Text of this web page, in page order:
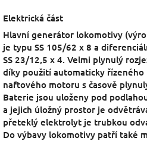
Elektrická část
Hlavní generátor lokomotivy
je typu SS 105/62 x 8 a
SS 23/12,5 x 4. Velmi plynulý
díky použití automaticky
naftového motoru s časově
Baterie jsou uloženy pod
a jejich úložný prostor je
přeteklý elektrolyt je trubkou
Do výbavy lokomotivy patří také